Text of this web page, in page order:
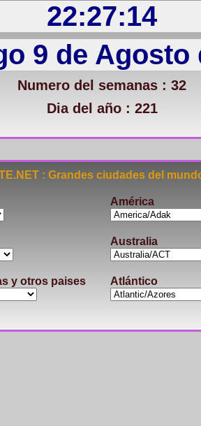
22:27:15
9 de Agosto
Numero del semanas : 32
Dia del año : 221
: Grandes ciudades del
América
Australia
y otros paises Atlántico